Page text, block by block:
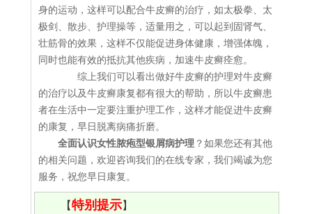
身的运动，这样可以配合牛皮癣的治疗，如太极拳、太
极剑、散步、护理操等，适量用之，可以起到固肾气、
壮筋骨的效果，这样不仅能促进身体健康，增强体魄，
同时也能有效的抵抗其他疾病，加速牛皮癣痊愈。
综上我们可以看出做好牛皮癣的护理对牛皮癣
的治疗以及牛皮癣康复都有很大的帮助，所以牛皮癣患
者在生活中一定要注重护理工作，这样才能促进牛皮癣
的康复，早日脱离病痛折磨。
全面认识女性脓疱型银屑病护理 ？如果您还有其他
的相关问题，欢迎咨询我们的在线专家，我们竭诚为您
服务，祝您早日康复。
【特别提示】